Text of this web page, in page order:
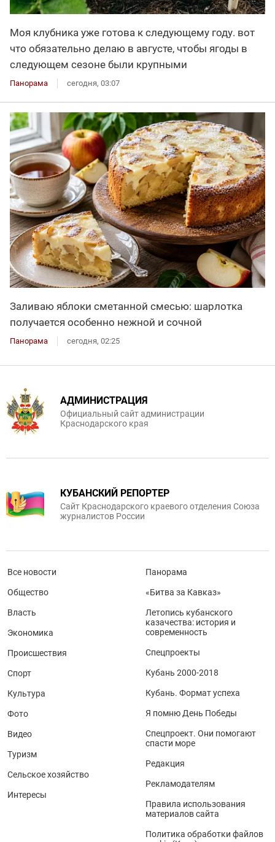
Моя клубника уже готова к следующему году. вот
что обязательно делаю в августе, чтобы ягоды в
следующем сезоне были крупными
Панорама сегодня, 03:07
Заливаю яблоки сметанной смесью: шарлотка
получается особенно нежной и сочной
Панорама сегодня, 02:25
АДМИНИСТРАЦИЯ
Официальный сайт администрации
Краснодарского края
КУБАНСКИЙ РЕПОРТЕР
Сайт Краснодарского краевого отделения Союза
журналистов России
Все новости
Общество
Власть
Экономика
Происшествия
Спорт
Культура
Фото
Видео
Туризм
Сельское хозяйство
Интересы
Панорама
«Битва за Кавказ»
Летопись кубанского
казачества: история и
современность
Спецпроекты
Кубань 2000-2018
Кубань. Формат успеха
Я помню День Победы
Спецпроект. Они помогают
спасти море
Редакция
Рекламодателям
Правила использования
материалов сайта
Политика обработки файлов